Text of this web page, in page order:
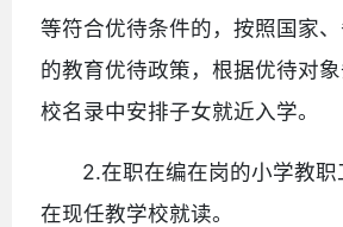
等符合优待条件的，按照国家
的教育优待政策，根据优待对
校名录中安排子女就近入学。
2.在职在编在岗的小学教
在现任教学校就读。